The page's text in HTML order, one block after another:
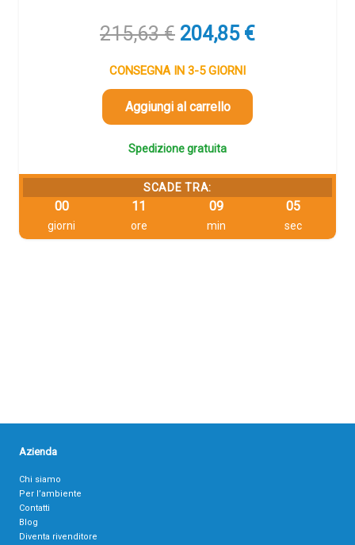
215,63€ Il
originale
era:
215,63 €.
204,85 €Il
CONSEGNA IN 3-5 GIORNI
Aggiungi al carrello
Spedizione gratuita
SCADE TRA:
00
giorni
11
ore
09
min
04
sec
Azienda
Chi siamo
Per l’ambiente
Contatti
Blog
Diventa rivenditore